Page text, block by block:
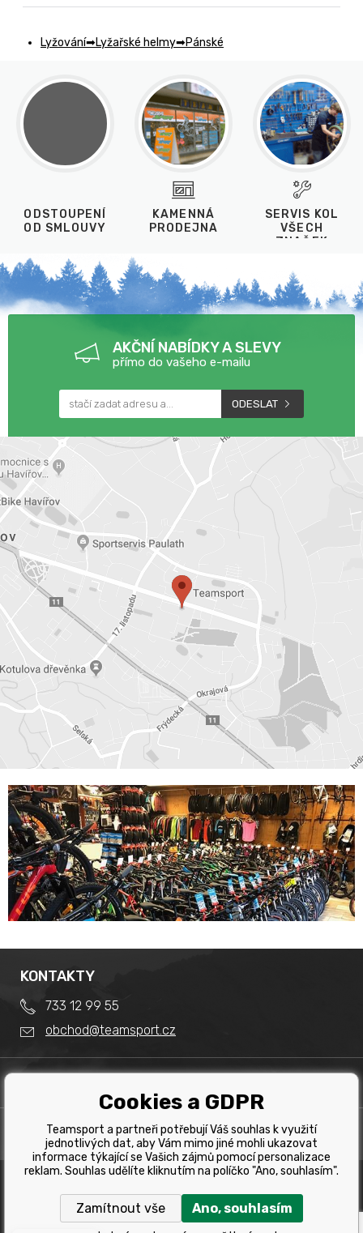
Lyžování Lyžařské helmy Pánské
ODSTOUPENÍ
OD SMLOUVY
KAMENNÁ
PRODEJNA
SERVIS KOL
VŠECH
ZNAČEK
AKČNÍ NABÍDKY A SLEVY
přímo do vašeho e-mailu
ODESLAT
Obchodní podmínky
Splátkový prodej
Reklamace
Tabulka velikostí kol
Tabulka velikostí oblečení
PRODEJNA
Team Sport - Tomáš Binar
Dlouhá 1228/44C
Havířov
KONTAKTY
733 12 99 55
obchod@teamsport.cz
Copyright © 2019 Team Sport Havířov. Všechna pravá
vyhrazena.
Cookies a GDPR
Teamsport a partneři potřebují Váš souhlas k využití
jednotlivých dat, aby Vám mimo jiné mohli ukazovat
informace týkající se Vašich zájmů pomocí personalizace
reklam. Souhlas udělíte kliknutím na políčko "Ano, souhlasím".
Zamítnout vše Ano, souhlasím